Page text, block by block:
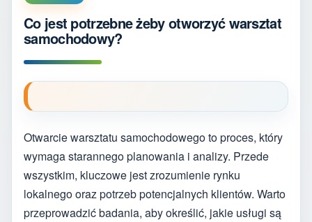
Co jest potrzebne żeby otworzyć warsztat
samochodowy?
Otwarcie warsztatu samochodowego to proces, który
wymaga starannego planowania i analizy. Przede
wszystkim, kluczowe jest zrozumienie rynku
lokalnego oraz potrzeb potencjalnych klientów. Warto
przeprowadzić badania, aby określić, jakie usługi są